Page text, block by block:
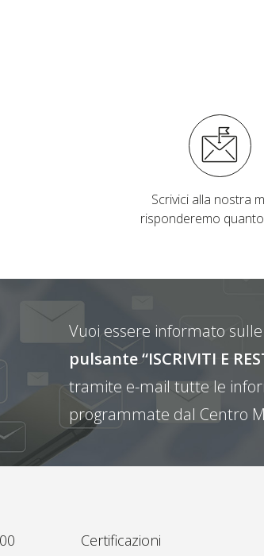
Scrivici alla nostra
risponderemo
Vuoi essere informato
pulsante “ISCRIVITI E
tramite e-mail tutte le
programmate dal Centro
Certificazioni